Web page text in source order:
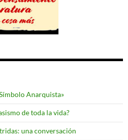
Anarquista»
de toda la vida?
una conversación